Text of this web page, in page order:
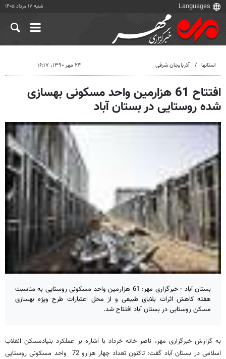
شنبه ۱۷ مرداد ۱۴۰۵
استانها آذربایجان شرقی ۲۴ مهر ۱۳۹۰، ۱۶:۱۷
افتتاح 61 هزارمین واحد مسکونی بهسازی
شده روستایی در بستان آباد
بستان آباد - خبرگزاری مهر: 61 هزارمین واحد مسکونی روستایی به مناسبت
هفته کاهش اثرات بلایای طبیعی و از محل اعتبارات طرح ویژه بهسازی
مسکن روستایی در بستان آباد افتتاح شد.
به گزارش خبرگزاری مهر، ناصر خانه خرداد با اشاره بر عملکرد بنیادمسکن انقلاب
اسلامی در بستان آباد گفت: تاکنون تعداد چهار هزارو 72 واحد مسکونی روستایی